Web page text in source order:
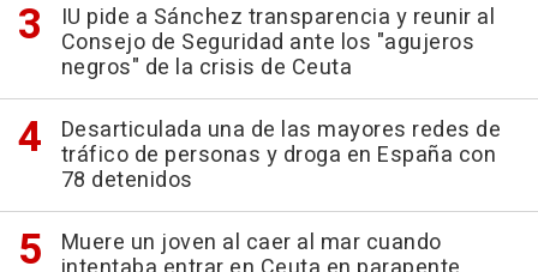
IU pide a Sánchez transparencia y reunir al
Consejo de Seguridad ante los "agujeros
negros" de la crisis de Ceuta
Desarticulada una de las mayores redes de
tráfico de personas y droga en España con
78 detenidos
Muere un joven al caer al mar cuando